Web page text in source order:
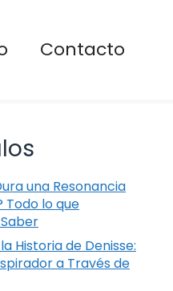
Contacto
una Resonancia
Todo lo que
Historia de Denisse:
a Través de